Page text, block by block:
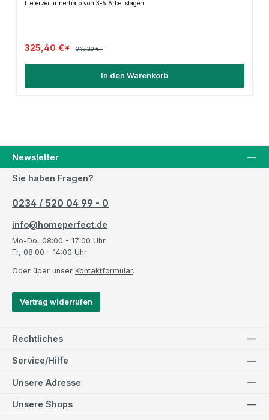
Lieferzeit innerhalb von 3-5 Arbeitstagen
325,40 €* 343,20 €*
In den Warenkorb
Newsletter
Sie haben Fragen?
0234 / 520 04 99 - 0
info@homeperfect.de
Mo-Do, 08:00 - 17:00 Uhr
Fr, 08:00 - 14:00 Uhr
Oder über unser Kontaktformular.
Vertrag widerrufen
Rechtliches
Service/Hilfe
Unsere Adresse
Unsere Shops